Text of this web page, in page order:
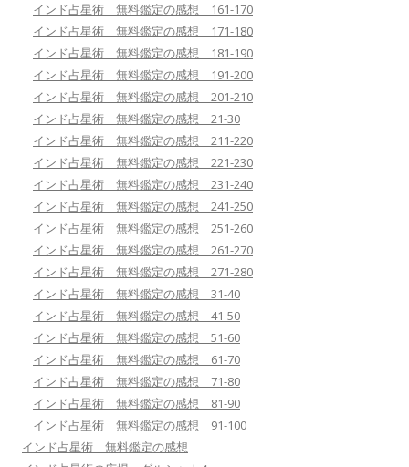
インド占星術 無料鑑定の感想 161-170
インド占星術 無料鑑定の感想 171-180
インド占星術 無料鑑定の感想 181-190
インド占星術 無料鑑定の感想 191-200
インド占星術 無料鑑定の感想 201-210
インド占星術 無料鑑定の感想 21-30
インド占星術 無料鑑定の感想 211-220
インド占星術 無料鑑定の感想 221-230
インド占星術 無料鑑定の感想 231-240
インド占星術 無料鑑定の感想 241-250
インド占星術 無料鑑定の感想 251-260
インド占星術 無料鑑定の感想 261-270
インド占星術 無料鑑定の感想 271-280
インド占星術 無料鑑定の感想 31-40
インド占星術 無料鑑定の感想 41-50
インド占星術 無料鑑定の感想 51-60
インド占星術 無料鑑定の感想 61-70
インド占星術 無料鑑定の感想 71-80
インド占星術 無料鑑定の感想 81-90
インド占星術 無料鑑定の感想 91-100
インド占星術 無料鑑定の感想